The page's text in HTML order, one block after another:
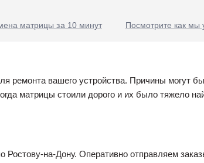
матрицы за 10 минут Посмотрите как мы
ремонта вашего устройства. Причины могут
матрицы стоили дорого и их было тяжело
на-Дону. Оперативно отправляем